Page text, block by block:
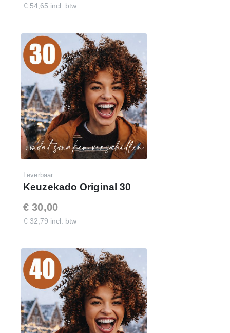
Daar doen we het voor
Klik op onderstaande link voor dedemo-website
in met de getoonde code. Met dit budget hebben uw
medewerkers1300 puntente besteden in de webshop.
www.keuzekado.com
Inloggegevens:
E-mail : je eigen e-mailadres
Wachtwoord : demo65keuzekado
€ 54,65 incl. btw
Leverbaar
Keuzekado Original 30
€ 30,00
€ 32,79 incl. btw